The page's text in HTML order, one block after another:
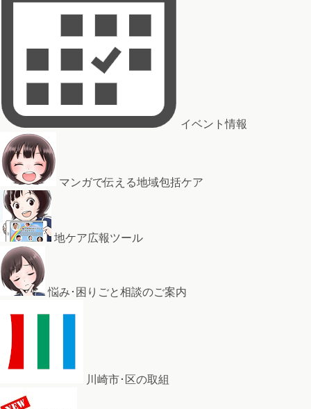
イベント情報
マンガで伝える地域包括ケア
地ケア広報ツール
悩み･困りごと相談のご案内
川崎市･区の取組